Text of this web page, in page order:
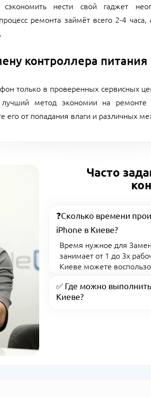
нести свой гаджет
ремонта займёт всего 2-4
контроллера
только в проверенных сервисных
метод экономии на
его от попадания влаги и различных
Часто
❓Сколько времени
iPhone в Киеве?
Время нужное для
занимает от 1 до 3х
Киеве можете
✅ Где можно
Киеве?